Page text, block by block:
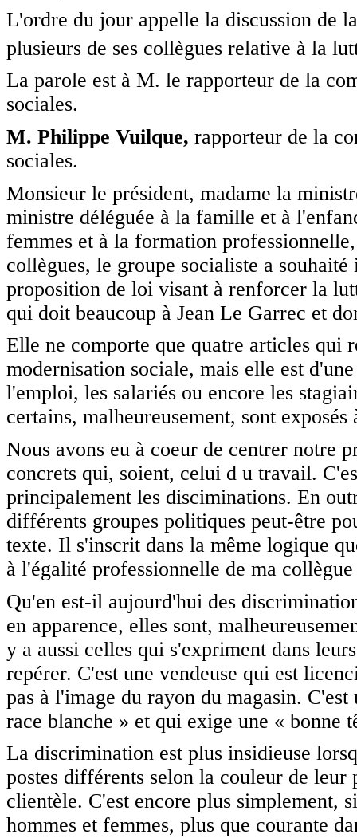
L'ordre du jour appelle la discussion de
plusieurs de ses collègues relative à la
La parole est à M. le rapporteur de la
sociales.
M. Philippe Vuilque, rapporteur de la
sociales.
Monsieur le président, madame la
ministre déléguée à la famille et à
femmes et à la formation
collègues, le groupe socialiste a
proposition de loi visant à renforcer la
qui doit beaucoup à Jean Le Garrec et
Elle ne comporte que quatre articles qui
modernisation sociale, mais elle est
l'emploi, les salariés ou encore les
certains, malheureusement, sont
Nous avons eu à coeur de centrer notre
concrets qui, soient, celui d u travail.
principalement les disciminations. En
différents groupes politiques peut-être
texte. Il s'inscrit dans la même logique
à l'égalité professionnelle de ma
Qu'en est-il aujourd'hui des
en apparence, elles sont,
y a aussi celles qui s'expriment dans
repérer. C'est une vendeuse qui est
pas à l'image du rayon du magasin.
race blanche » et qui exige une « bonne
La discrimination est plus insidieuse
postes différents selon la couleur de leur
clientèle. C'est encore plus simplement,
hommes et femmes, plus que courante